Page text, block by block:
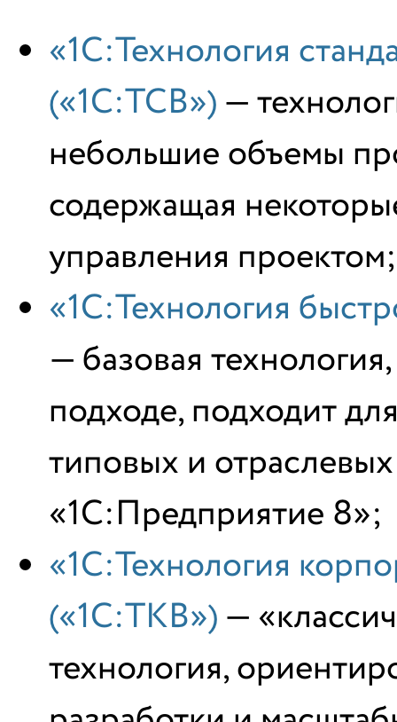
«1С:Технология
(«1С:ТСВ»)—
небольшие объемы
содержащая
управления проектом;
«1С:Технология
— базовая
подходе, подходит
типовых и
«1С:Предприятие 8»;
«1С:Технология
(«1С:ТКВ»)—
технология,